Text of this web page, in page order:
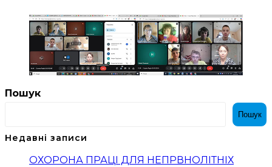
Пошук
Пошук
Недавні записи
ОХОРОНА ПРАЦІ ДЛЯ НЕПРВНОЛІТНІХ